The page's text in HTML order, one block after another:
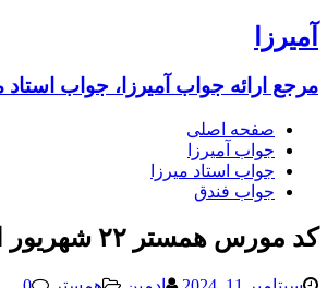
آمیرزا
مرجع ارائه جواب آمیرزا، جواب
صفحه اصلی
جواب آمیرزا
جواب استاد میرزا
جواب فندق
کد مورس همستر ۲۲ شهریور امروز – رمز همستر 22 شهریور 1403 (امشب جدید) یک میلیونی